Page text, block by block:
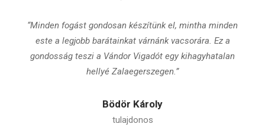
“Minden fogást gondosan készítünk el, mintha minden
este a legjobb barátainkat várnánk vacsorára. Ez a
gondosság teszi a Vándor Vigadót egy kihagyhatalan
hellyé Zalaegerszegen.”
Bödör Károly
tulajdonos